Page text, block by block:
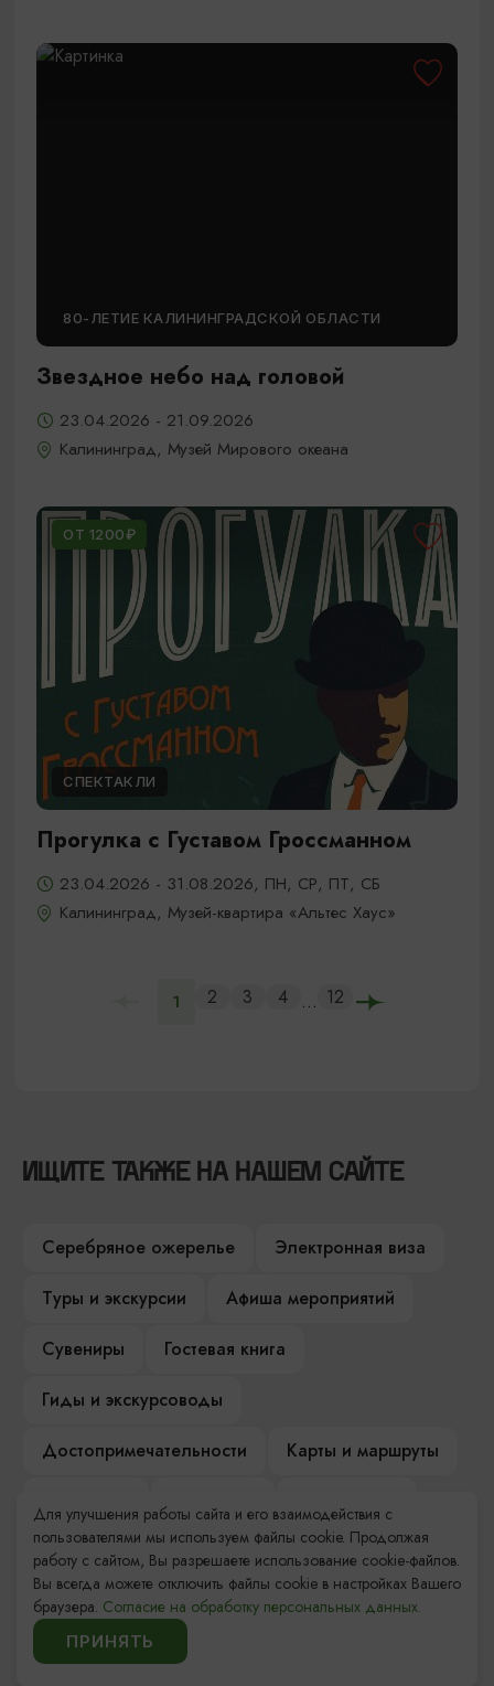
80-ЛЕТИЕ КАЛИНИНГРАДСКОЙ ОБЛАСТИ
Звездное небо над головой
23.04.2026 - 21.09.2026
Калининград, Музей Мирового океана
ОТ 1200₽
СПЕКТАКЛИ
Прогулка с Густавом Гроссманном
23.04.2026 - 31.08.2026, ПН, СР, ПТ, СБ
Калининград, Музей-квартира «Альтес Хаус»
1 2 3 4 ... 12
ИЩИТЕ ТАКЖЕ НА НАШЕМ САЙТЕ
Серебряное ожерелье
Электронная виза
Туры и экскурсии
Афиша мероприятий
Сувениры
Гостевая книга
Гиды и экскурсоводы
Достопримечательности
Карты и маршруты
Компас Балтийской кухни
Настоящий Калининградец
Музеи
Для улучшения работы сайта и его взаимодействия с
пользователями мы используем файлы cookie. Продолжая
работу с сайтом, Вы разрешаете использование cookie-файлов.
Вы всегда можете отключить файлы cookie в настройках Вашего
браузера. Согласие на обработку персональных данных.
ПРИНЯТЬ